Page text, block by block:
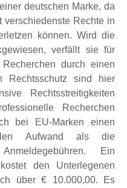
deutschen Marke, da
verschiedenste Rechte in
können. Wird die
verfällt sie für
durch einen
Rechtsschutz sind hier
Rechtsstreitigkeiten
Recherchen
bei EU-Marken einen
Aufwand als die
Ein
den Unterlegenen
über € 10.000,00. Es